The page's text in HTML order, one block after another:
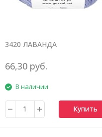
3420 ЛАВАНДА
66,30 руб.
В наличии
Купить